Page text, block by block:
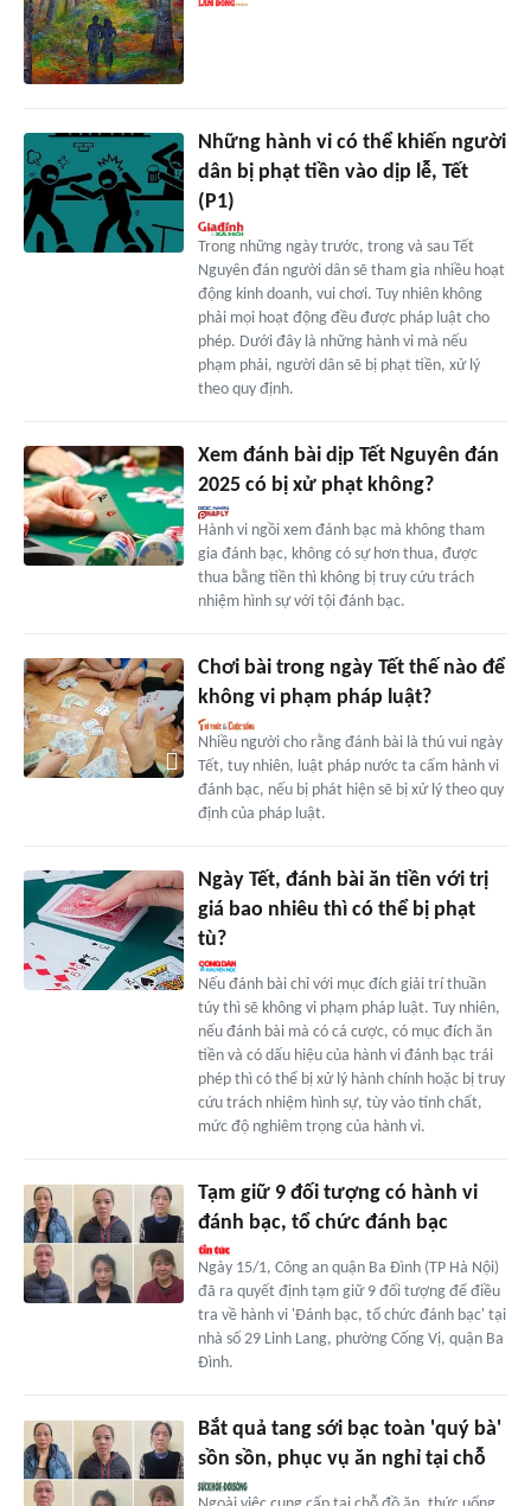
Những hành vi có thể khiến người
dân bị phạt tiền vào dịp lễ, Tết
(P1)
Trong những ngày trước, trong và sau Tết
Nguyên đán người dân sẽ tham gia nhiều hoạt
động kinh doanh, vui chơi. Tuy nhiên không
phải mọi hoạt động đều được pháp luật cho
phép. Dưới đây là những hành vi mà nếu
phạm phải, người dân sẽ bị phạt tiền, xử lý
theo quy định.
Xem đánh bài dịp Tết Nguyên đán
2025 có bị xử phạt không?
Hành vi ngồi xem đánh bạc mà không tham
gia đánh bạc, không có sự hơn thua, được
thua bằng tiền thì không bị truy cứu trách
nhiệm hình sự với tội đánh bạc.
Chơi bài trong ngày Tết thế nào để
không vi phạm pháp luật?
Nhiều người cho rằng đánh bài là thú vui ngày
Tết, tuy nhiên, luật pháp nước ta cấm hành vi
đánh bạc, nếu bị phát hiện sẽ bị xử lý theo quy
định của pháp luật.
Ngày Tết, đánh bài ăn tiền với trị
giá bao nhiêu thì có thể bị phạt
tù?
Nếu đánh bài chỉ với mục đích giải trí thuần
túy thì sẽ không vi phạm pháp luật. Tuy nhiên,
nếu đánh bài mà có cá cược, có mục đích ăn
tiền và có dấu hiệu của hành vi đánh bạc trái
phép thì có thể bị xử lý hành chính hoặc bị truy
cứu trách nhiệm hình sự, tùy vào tính chất,
mức độ nghiêm trọng của hành vi.
Tạm giữ 9 đối tượng có hành vi
đánh bạc, tổ chức đánh bạc
Ngày 15/1, Công an quận Ba Đình (TP Hà Nội)
đã ra quyết định tạm giữ 9 đối tượng để điều
tra về hành vi 'Đánh bạc, tổ chức đánh bạc' tại
nhà số 29 Linh Lang, phường Cống Vị, quận Ba
Đình.
Bắt quả tang sới bạc toàn 'quý bà'
sồn sồn, phục vụ ăn nghỉ tại chỗ